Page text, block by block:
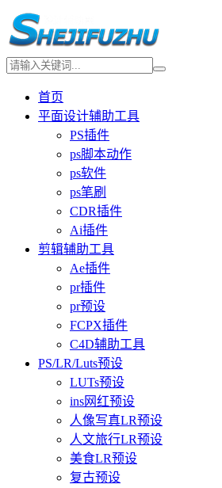
首页
平面设计辅助工具
PS插件
ps脚本动作
ps软件
ps笔刷
CDR插件
Ai插件
剪辑辅助工具
Ae插件
pr插件
pr预设
FCPX插件
C4D辅助工具
PS/LR/Luts预设
LUTs预设
ins网红预设
人像写真LR预设
人文旅行LR预设
美食LR预设
复古预设